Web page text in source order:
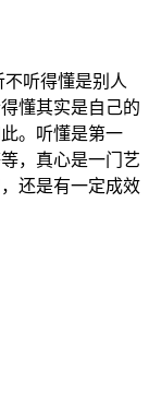
听得懂是别人
懂其实是自己的
。听懂是第一
，真心是一门艺
还是有一定成效